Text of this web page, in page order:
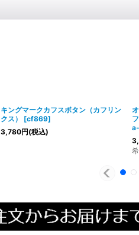
キングマークカフスボタン（カフリン
クス）
[cf869]
3,780円(税込)